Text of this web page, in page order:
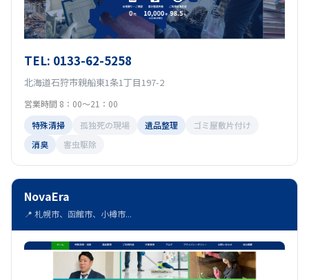
TEL: 0133-62-5258
北海道石狩市親船東1条1丁目197-2
営業時間 8：00〜21：00
特殊清掃
孤独死の現場 遺品整理
ゴミ屋敷片付け
消臭
害虫駆除
NovaEra
📍 札幌市、函館市、小樽市...